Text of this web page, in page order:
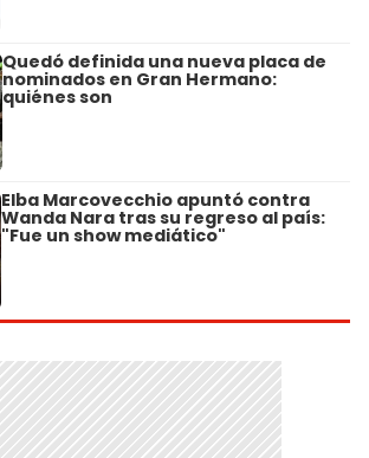
Quedó definida una nueva placa de
nominados en Gran Hermano:
quiénes son
Elba Marcovecchio apuntó contra
Wanda Nara tras su regreso al país:
"Fue un show mediático"